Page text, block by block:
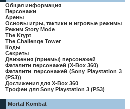
Общая информация
Персонажи
Арены
Основы игры, тактики и игровые режимы
Режим Story Mode
The Krypt
The Challenge Tower
Коды
Секреты
Движения (приемы) персонажей
Фаталити персонажей (X-Box 360)
Фаталити персонажей (Sony Playstation 3
(PS3))
Достижения для X-Box 360
Трофеи для Sony Playstation 3 (PS3)
Mortal Kombat